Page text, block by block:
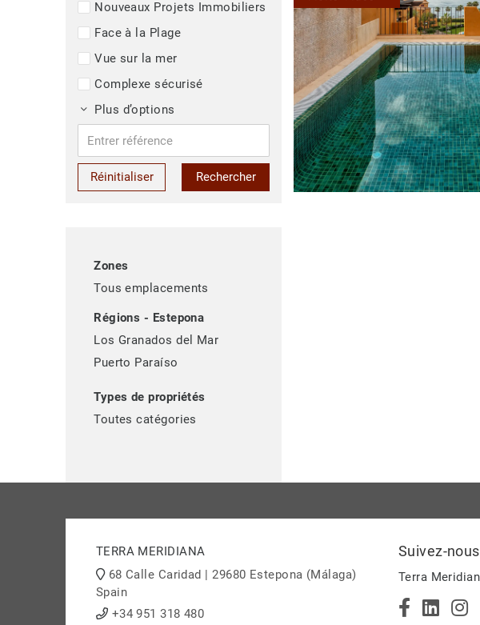
Nouveaux Projets Immobiliers
Face à la Plage
Vue sur la mer
Complexe sécurisé
Plus d’options
Rechercher
Réinitialiser
Zones
Tous emplacements
Régions - Estepona
Los Granados del Mar
Puerto Paraíso
Types de propriétés
Toutes catégories
TERRA MERIDIANA
68 Calle Caridad | 29680 Estepona (Málaga)
Spain
+34 951 318 480
Suivez-nous
Terra